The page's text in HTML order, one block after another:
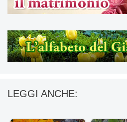
LEGGI ANCHE: